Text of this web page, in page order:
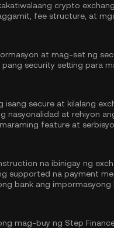
crypto
fee structure, at
at mag-set ng
pang security setting para
isang secure at kilalang
nasyonalidad at rehiyon
feature at
na ibinigay ng
supported na payment
bank ang impormasyong
mag-buy ng Step